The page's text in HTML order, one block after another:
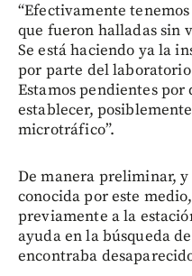
“Efectivamente
que fueron halladas sin
Se está haciendo ya la
por parte del
Estamos pendientes
establecer,
microtráfico”.
De manera preliminar,
conocida por este
previamente a la
ayuda en la búsqueda
encontraba